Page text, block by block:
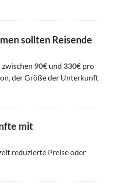
sollten Reisende
zwischen 90€ und 330€ pro
der Größe der Unterkunft
mit
reduzierte Preise oder